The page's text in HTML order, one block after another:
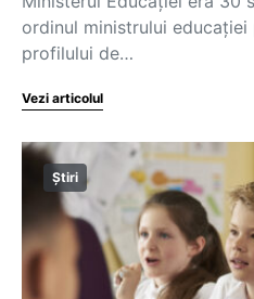
ordinul ministrului
profilului de…
Vezi articolul
Știri